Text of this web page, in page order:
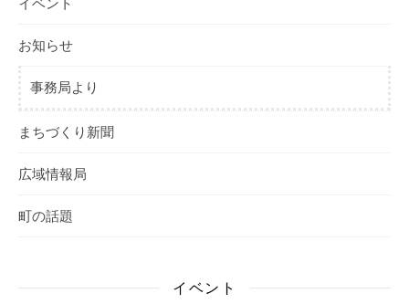
お知らせ
事務局より
まちづくり新聞
広域情報局
町の話題
イベント